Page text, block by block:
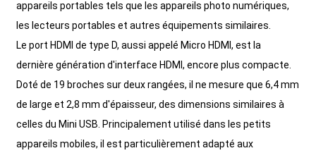
appareils portables tels que les appareils photo numériques,
les lecteurs portables et autres équipements similaires.
Le port HDMI de type D, aussi appelé Micro HDMI, est la
dernière génération d'interface HDMI, encore plus compacte.
Doté de 19 broches sur deux rangées, il ne mesure que 6,4 mm
de large et 2,8 mm d'épaisseur, des dimensions similaires à
celles du Mini USB. Principalement utilisé dans les petits
appareils mobiles, il est particulièrement adapté aux